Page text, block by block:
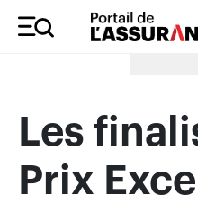
Merci à
Les
Prix